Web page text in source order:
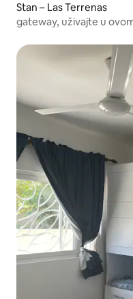
Stan – Las Terrenas
gateway, uživajte u